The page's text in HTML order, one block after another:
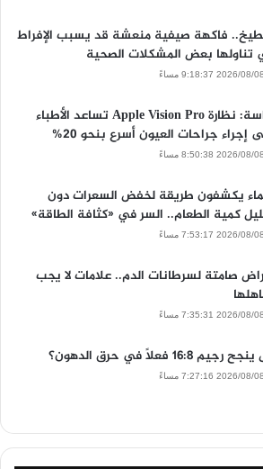
فاكهة صيفية منعشة قد يسبب الإفراط
تناولها بعض المشكلات الصحية
2026/08/08 9:18:37 مساءً
دراسة: نظارة Apple Vision Pro تساعد الأطباء
إجراء جراحات العيون أسرع بنحو 20%
2026/08/08 8:50:38 مساءً
يكشفون طريقة لخفض السعرات دون
كمية الطعام.. السر في «كثافة الطاقة»
2026/08/08 7:53:17 مساءً
صامتة لسرطانات الدم.. علامات لا يجب
2026/08/08 7:35:31 مساءً
رجيم 16:8 فعلًا في حرق الدهون؟
2026/08/08 7:27:16 مساءً